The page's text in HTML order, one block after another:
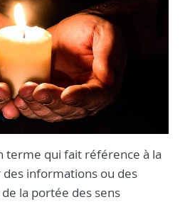
terme qui fait référence à la
informations ou des
la portée des sens